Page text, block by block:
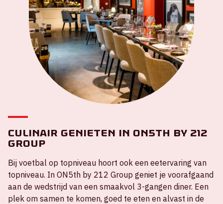
Culinair genieten in ON5th by 212
Group
Bij voetbal op topniveau hoort ook een eetervaring van
topniveau. In ON5th by 212 Group geniet je voorafgaand
aan de wedstrijd van een smaakvol 3-gangen diner. Een
plek om samen te komen, goed te eten en alvast in de